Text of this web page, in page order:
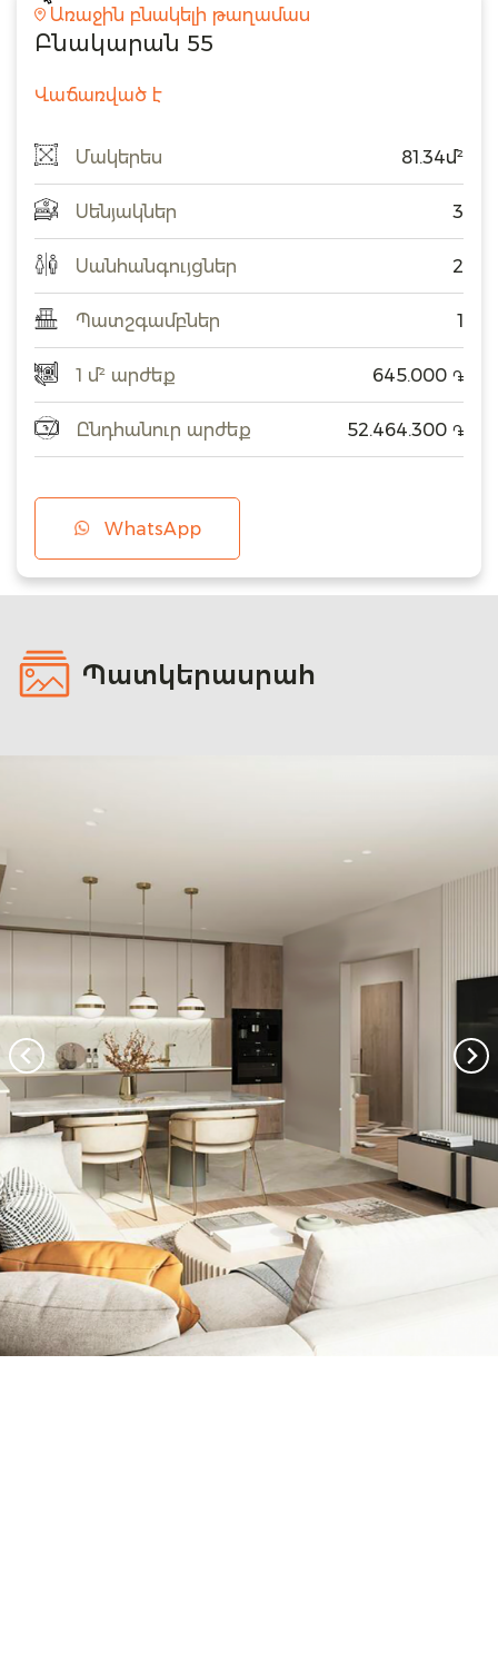
Առաջին բնակելի թաղամաս
Բնակարան 55
Վաճառված է
Մակերես 81.34մ²
Սենյակներ 3
Սանհանգույցներ 2
Պատշգամբներ 1
1 մ² արժեք 645.000 ֏
Ընդհանուր արժեք 52.464.300 ֏
WhatsApp
Պատկերասրահ